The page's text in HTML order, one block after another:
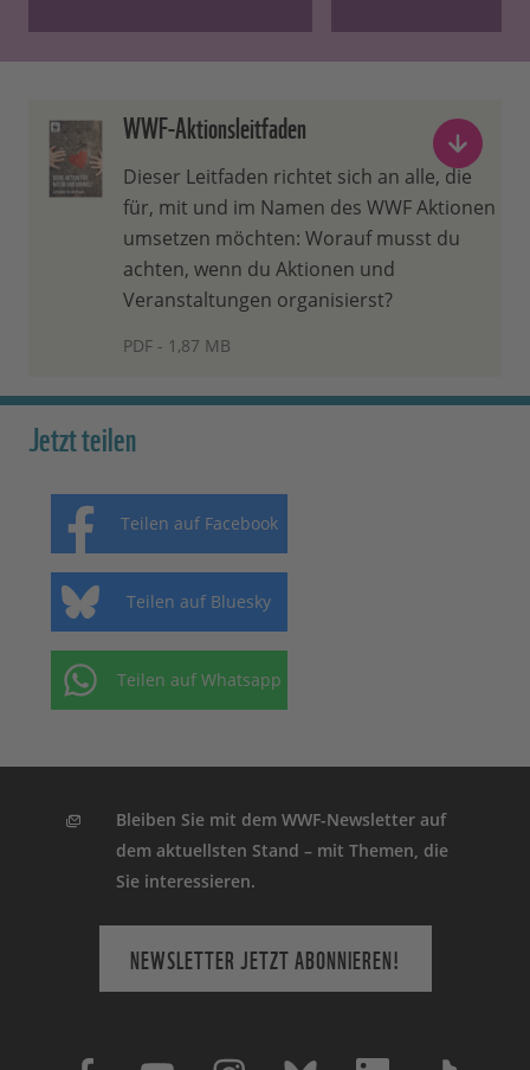
WWF-Aktionsleitfaden
Dieser Leitfaden richtet sich an alle, die
für, mit und im Namen des WWF Aktionen
umsetzen möchten: Worauf musst du
achten, wenn du Aktionen und
Veranstaltungen organisierst?
PDF - 1,87 MB
Jetzt teilen
Teilen auf Facebook
Teilen auf Bluesky
Teilen auf Whatsapp
Bleiben Sie mit dem WWF-Newsletter auf
dem aktuellsten Stand – mit Themen, die
Sie interessieren.
NEWSLETTER JETZT ABONNIEREN!